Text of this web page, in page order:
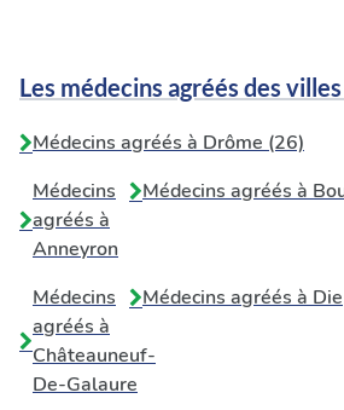
Les médecins agréés des
Médecins agréés à Drôme (26)
Médecins
agréés à
Anneyron
Médecins agréés à
Médecins
agréés à
Châteauneuf-
De-Galaure
Médecins agréés à Die